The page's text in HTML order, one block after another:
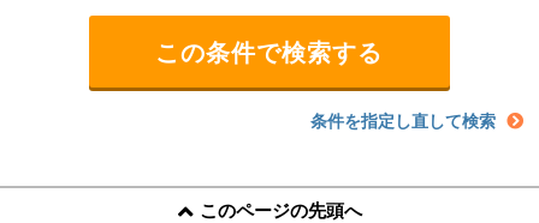
条件を指定し直して検索
このページの先頭へ